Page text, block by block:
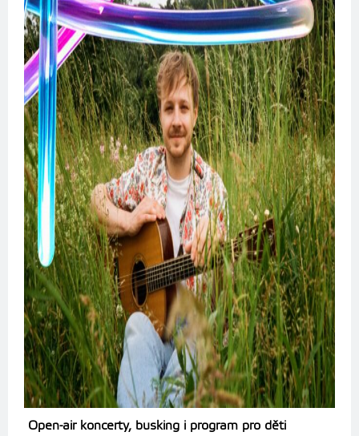
Open-air koncerty, busking i program pro děti